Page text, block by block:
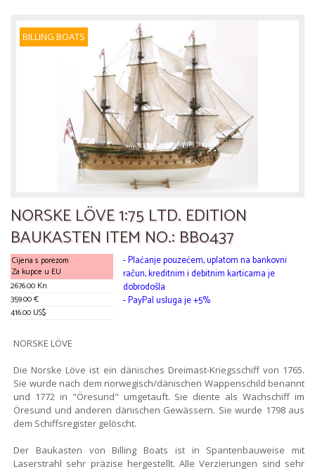
BILLING BOATS
NORSKE LÖVE 1:75 LTD. EDITION
BAUKASTEN ITEM NO.: BB0437
Cijena s porezom
Za kupce u EU
2676.00 Kn
359.00 €
416.00 US$
- Plaćanje pouzećem, uplatom na bankovni
račun, kreditnim i debitnim karticama je
dobrodošla
- PayPal usluga je +5%
NORSKE LÖVE
Die Norske Löve ist ein dänisches Dreimast-Kriegsschiff von 1765.
Sie wurde nach dem norwegisch/dänischen Wappenschild benannt
und 1772 in "Öresund" umgetauft. Sie diente als Wachschiff im
Öresund und anderen dänischen Gewässern. Sie wurde 1798 aus
dem Schiffsregister gelöscht.
Der Baukasten von Billing Boats ist in Spantenbauweise mit
Laserstrahl sehr präzise hergestellt. Alle Verzierungen sind sehr